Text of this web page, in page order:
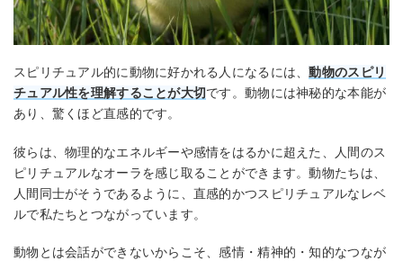
スピリチュアル的に動物に好かれる人になるには、動物のスピリ
チュアル性を理解することが大切です。動物には神秘的な本能が
あり、驚くほど直感的です。
彼らは、物理的なエネルギーや感情をはるかに超えた、人間のス
ピリチュアルなオーラを感じ取ることができます。動物たちは、
人間同士がそうであるように、直感的かつスピリチュアルなレベ
ルで私たちとつながっています。
動物とは会話ができないからこそ、感情・精神的・知的なつなが